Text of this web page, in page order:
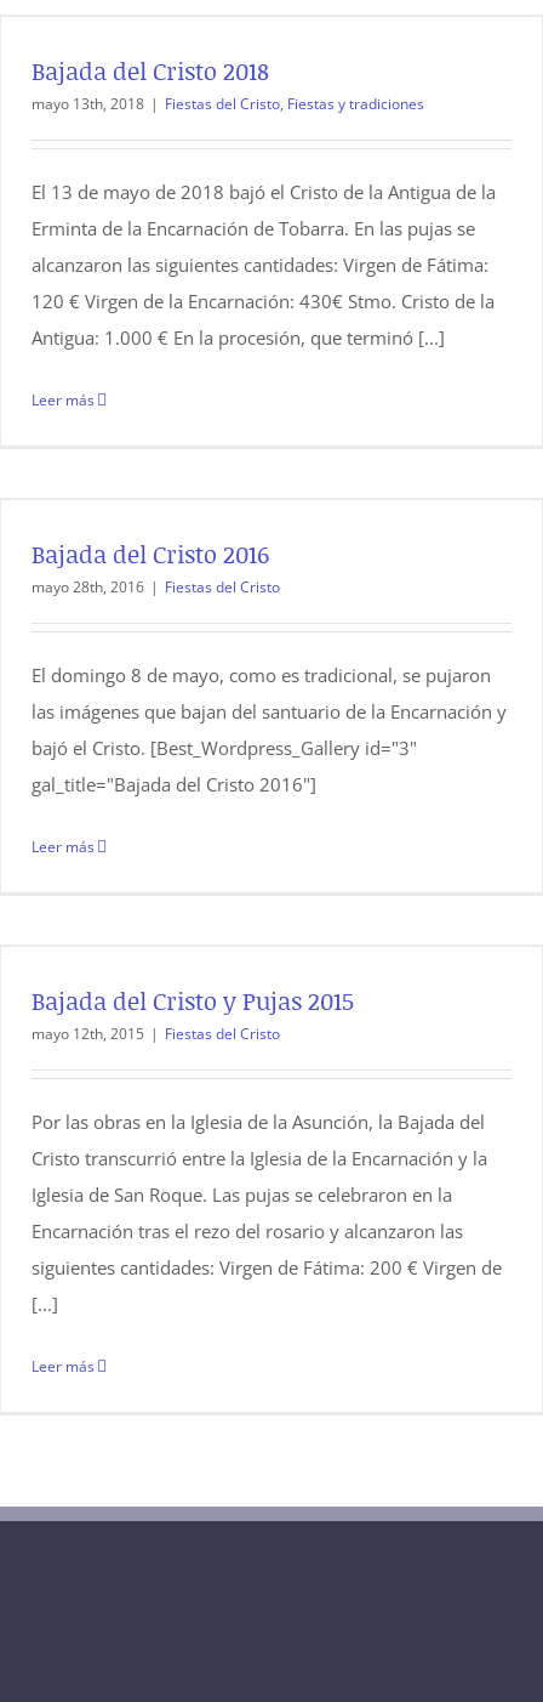
Bajada del Cristo 2018
mayo 13th, 2018 | Fiestas del Cristo, Fiestas y tradiciones
El 13 de mayo de 2018 bajó el Cristo de la Antigua de la
Erminta de la Encarnación de Tobarra. En las pujas se
alcanzaron las siguientes cantidades: Virgen de Fátima:
120 € Virgen de la Encarnación: 430€ Stmo. Cristo de la
Antigua: 1.000 € En la procesión, que terminó [...]
Leer más
Bajada del Cristo 2016
mayo 28th, 2016 | Fiestas del Cristo
El domingo 8 de mayo, como es tradicional, se pujaron
las imágenes que bajan del santuario de la Encarnación y
bajó el Cristo. [Best_Wordpress_Gallery id="3"
gal_title="Bajada del Cristo 2016"]
Leer más
Bajada del Cristo y Pujas 2015
mayo 12th, 2015 | Fiestas del Cristo
Por las obras en la Iglesia de la Asunción, la Bajada del
Cristo transcurrió entre la Iglesia de la Encarnación y la
Iglesia de San Roque. Las pujas se celebraron en la
Encarnación tras el rezo del rosario y alcanzaron las
siguientes cantidades: Virgen de Fátima: 200 € Virgen de
[...]
Leer más